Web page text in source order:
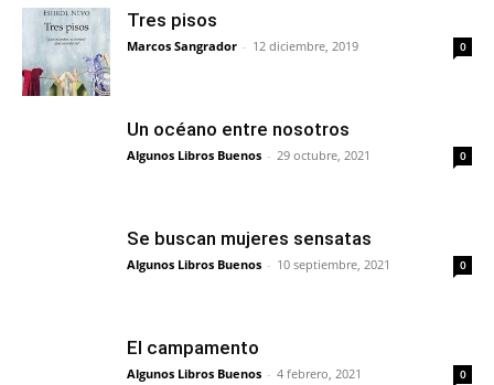
Tres pisos
Marcos Sangrador - 12 diciembre, 2019 0
Un océano entre nosotros
Algunos Libros Buenos - 29 octubre, 2021 0
Se buscan mujeres sensatas
Algunos Libros Buenos - 10 septiembre, 2021 0
El campamento
Algunos Libros Buenos - 4 febrero, 2021 0